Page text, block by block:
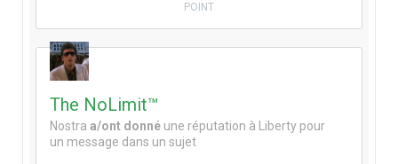
POINT
The NoLimit™
Nostra a/ont donné une réputation à Liberty pour
un message dans un sujet